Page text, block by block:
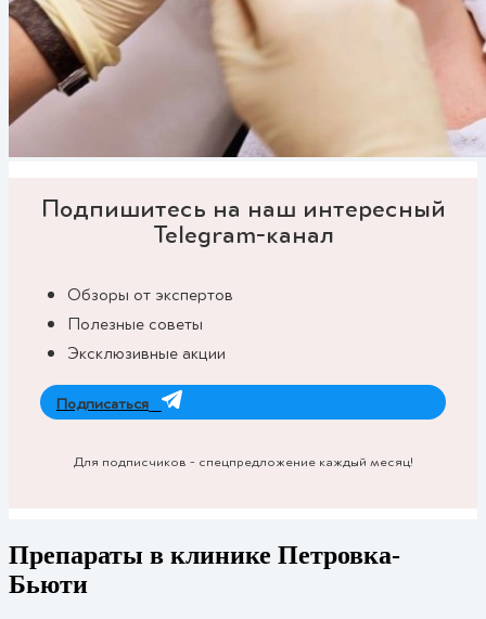
Подпишитесь на наш интересный
Telegram-канал
Обзоры от экспертов
Полезные советы
Эксклюзивные акции
Подписаться
Для подписчиков - спецпредложение каждый месяц!
Препараты в клинике Петровка-
Бьюти